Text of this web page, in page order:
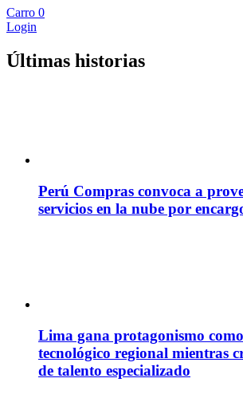
Carro 0
Login
Últimas historias
Perú Compras convoca a
servicios en la nube por
Lima gana protagonismo
tecnológico regional mientras
de talento especializado